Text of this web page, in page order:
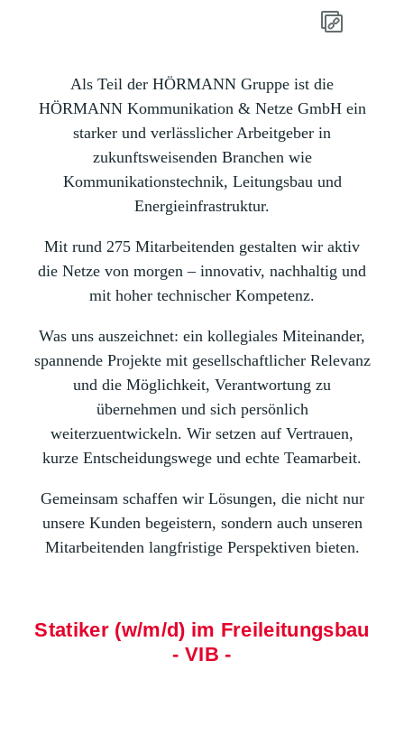
Als Teil der HÖRMANN Gruppe ist die
HÖRMANN Kommunikation & Netze GmbH ein
starker und verlässlicher Arbeitgeber in
zukunftsweisenden Branchen wie
Kommunikationstechnik, Leitungsbau und
Energieinfrastruktur.
Mit rund 275 Mitarbeitenden gestalten wir aktiv
die Netze von morgen – innovativ, nachhaltig und
mit hoher technischer Kompetenz.
Was uns auszeichnet: ein kollegiales Miteinander,
spannende Projekte mit gesellschaftlicher Relevanz
und die Möglichkeit, Verantwortung zu
übernehmen und sich persönlich
weiterzuentwickeln. Wir setzen auf Vertrauen,
kurze Entscheidungswege und echte Teamarbeit.
Gemeinsam schaffen wir Lösungen, die nicht nur
unsere Kunden begeistern, sondern auch unseren
Mitarbeitenden langfristige Perspektiven bieten.
Statiker (w/m/d) im Freileitungsbau
- VIB -